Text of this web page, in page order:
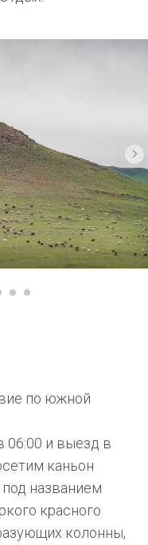
по южной
06:00 и выезд в
каньон
названием
красного
колонны,